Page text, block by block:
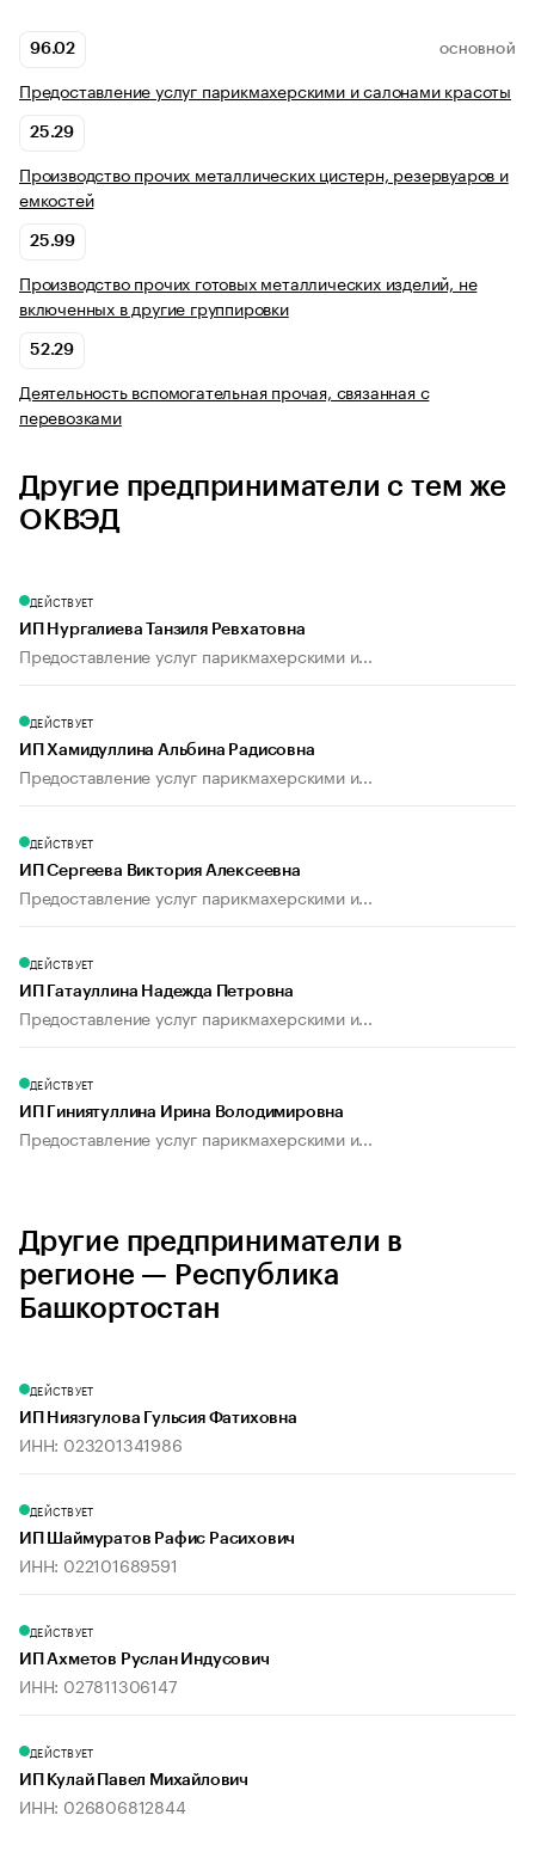
96.02 ОСНОВНОЙ
Предоставление услуг парикмахерскими и салонами красоты
25.29
Производство прочих металлических цистерн, резервуаров и
емкостей
25.99
Производство прочих готовых металлических изделий, не
включенных в другие группировки
52.29
Деятельность вспомогательная прочая, связанная с
перевозками
Другие предприниматели с тем же
ОКВЭД
ДЕЙСТВУЕТ
ИП Нургалиева Танзиля Ревхатовна
Предоставление услуг парикмахерскими и...
ДЕЙСТВУЕТ
ИП Хамидуллина Альбина Радисовна
Предоставление услуг парикмахерскими и...
ДЕЙСТВУЕТ
ИП Сергеева Виктория Алексеевна
Предоставление услуг парикмахерскими и...
ДЕЙСТВУЕТ
ИП Гатауллина Надежда Петровна
Предоставление услуг парикмахерскими и...
ДЕЙСТВУЕТ
ИП Гиниятуллина Ирина Володимировна
Предоставление услуг парикмахерскими и...
Другие предприниматели в
регионе — Республика
Башкортостан
ДЕЙСТВУЕТ
ИП Ниязгулова Гульсия Фатиховна
ИНН: 023201341986
ДЕЙСТВУЕТ
ИП Шаймуратов Рафис Расихович
ИНН: 022101689591
ДЕЙСТВУЕТ
ИП Ахметов Руслан Индусович
ИНН: 027811306147
ДЕЙСТВУЕТ
ИП Кулай Павел Михайлович
ИНН: 026806812844